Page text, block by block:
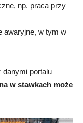
np. praca przy
awaryjne, w tym w
danymi portalu
w stawkach może